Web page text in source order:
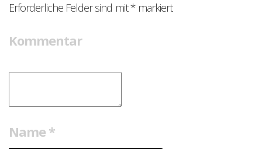
Erforderliche Felder sind mit*markiert
Kommentar
Name *